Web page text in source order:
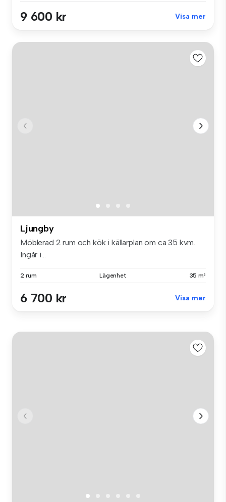
9 600 kr Visa mer
Ljungby
Möblerad 2 rum och kök i källarplan om ca 35 kvm.
Ingår i...
2 rum Lägenhet 35 m²
6 700 kr Visa mer